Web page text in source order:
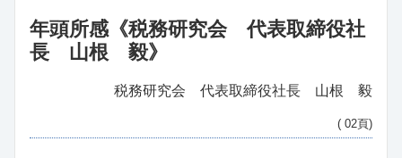
年頭所感《税務研究会 代表取締役社
長 山根 毅》
税務研究会 代表取締役社長 山根 毅
( 02頁)